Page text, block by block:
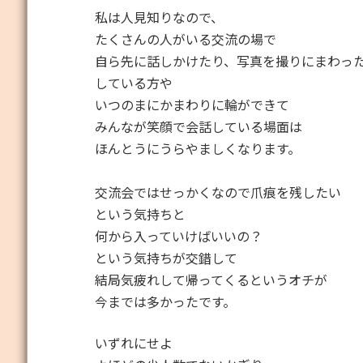
私は人見知りなので、
たくさんの人がいる交流の場で
自ら先に話しかけたり、写真を撮りにまわっ
している方や
いつのまにかまわりに輪ができて
みんなが笑顔で会話している場面は
ほんとうにうらやましくなります。
交流会ではせっかくなので爪痕を残したい
という気持ちと
何から入っていけばいいの？
という気持ちが交錯して
結局気疲れして帰ってくるというオチが
今までは多かったです。
いずれにせよ